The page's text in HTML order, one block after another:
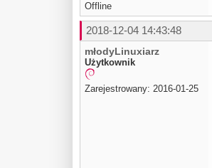
Offline
2018-12-04 14:43:48
młodyLinuxiarz
Użytkownik
Zarejestrowany: 2016-01-25